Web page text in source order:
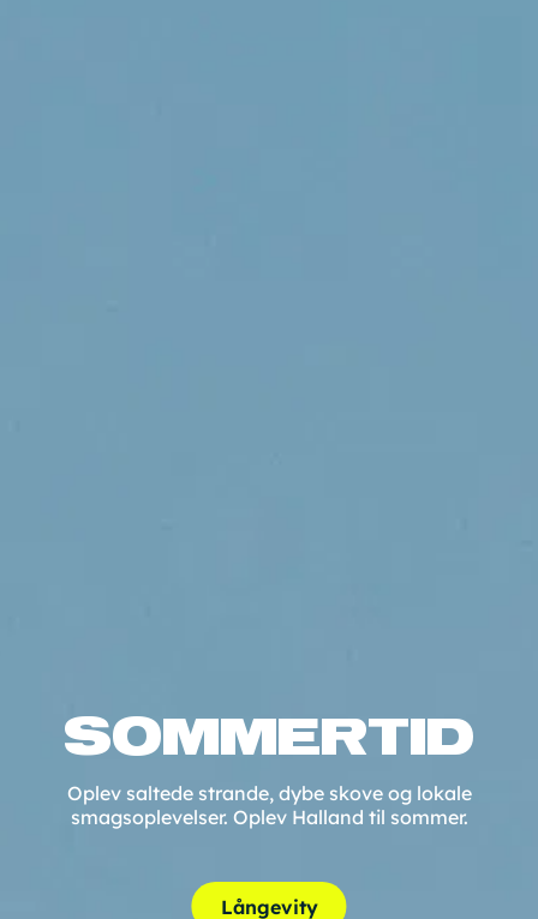
SOMMERTID
Oplev saltede strande, dybe skove og lokale
smagsoplevelser. Oplev Halland til sommer.
Långevity